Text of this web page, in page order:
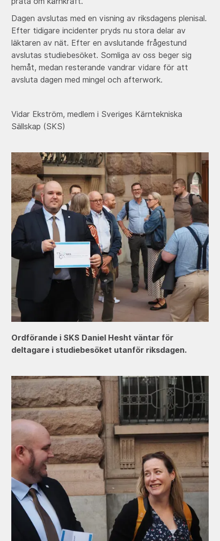
Dagen avslutas med en visning av riksdagens plenisal.
Efter tidigare incidenter pryds nu stora delar av
läktaren av nät. Efter en avslutande frågestund
avslutas studiebesöket. Somliga av oss beger sig
hemåt, medan resterande vandrar vidare för att
avsluta dagen med mingel och afterwork.
Vidar Ekström,medlem i Sveriges Kärntekniska
Sällskap (SKS)
Ordförande i SKS Daniel Hesht väntar för
deltagare i studiebesöket utanför riksdagen.